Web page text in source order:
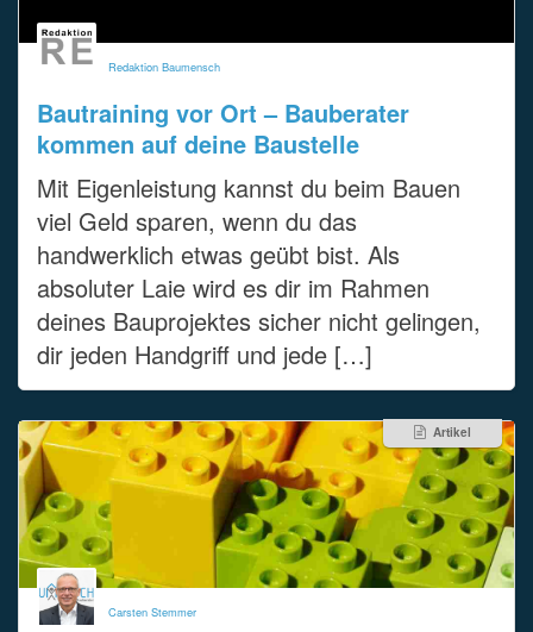
Redaktion Baumensch
Bautraining vor Ort – Bauberater
kommen auf deine Baustelle
Mit Eigenleistung kannst du beim Bauen
viel Geld sparen, wenn du das
handwerklich etwas geübt bist. Als
absoluter Laie wird es dir im Rahmen
deines Bauprojektes sicher nicht gelingen,
dir jeden Handgriff und jede […]
Artikel
Carsten Stemmer